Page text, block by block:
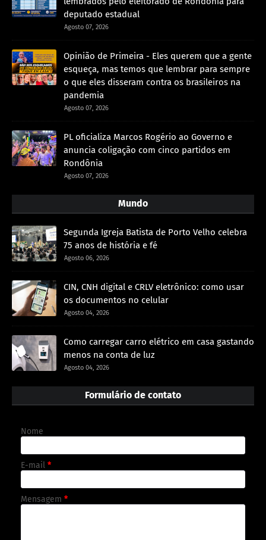
deputado estadual
Agosto 07, 2026
Opinião de Primeira - Eles querem que a gente
esqueça, mas temos que lembrar para sempre
o que eles disseram contra os brasileiros na
pandemia
Agosto 07, 2026
PL oficializa Marcos Rogério ao Governo e
anuncia coligação com cinco partidos em
Rondônia
Agosto 07, 2026
Mundo
Segunda Igreja Batista de Porto Velho celebra
75 anos de história e fé
Agosto 06, 2026
CIN, CNH digital e CRLV eletrônico: como usar
os documentos no celular
Agosto 04, 2026
Como carregar carro elétrico em casa gastando
menos na conta de luz
Agosto 04, 2026
Formulário de contato
Nome
E-mail *
Mensagem *